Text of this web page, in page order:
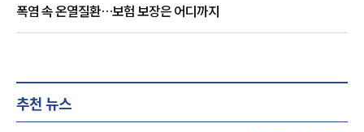
폭염 속 온열질환…보험 보장은 어디까지
추천 뉴스